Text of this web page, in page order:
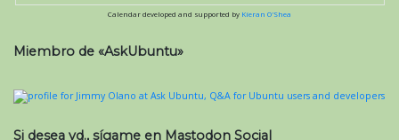
Calendar developed and supported by Kieran O'Shea
Miembro de «AskUbuntu»
Si desea vd., sígame en Mastodon Social